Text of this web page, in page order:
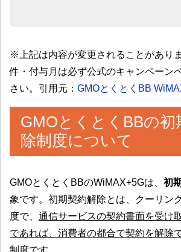
※上記は内容が変更されることがあり
件・付与月は必ず公式のキャンペーン
さい。引用元： GMOとくとくBB
GMOとくとくBBの初
除制度について
GMOとくとくBBのWiMAX+5Gは、 初
象です。初期契約解除とは、クーリン
度で、 通信サービスの契約書面を受け
であれば、消費者の都合で契約を解除
制度です。